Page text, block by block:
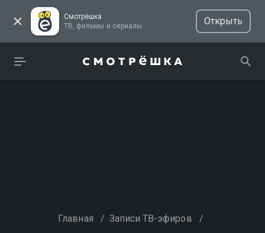
Смотрёшка
ТВ, фильмы и сериалы
Открыть
Главная / Записи ТВ-эфиров /